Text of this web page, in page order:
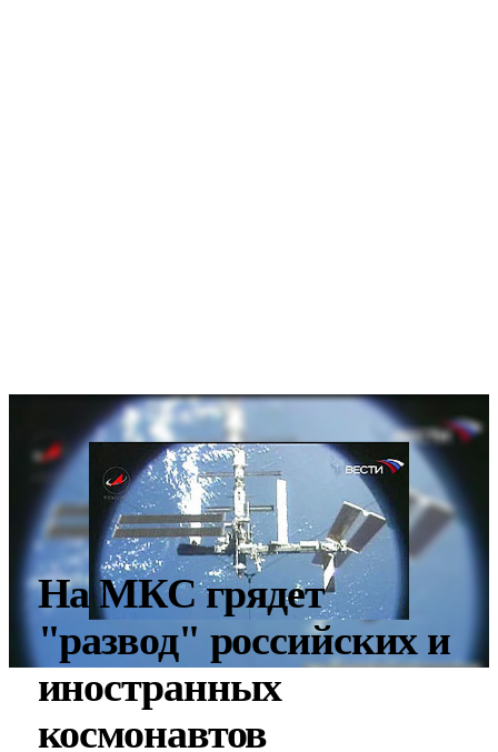
На МКС грядет
"развод" российских и
иностранных
космонавтов